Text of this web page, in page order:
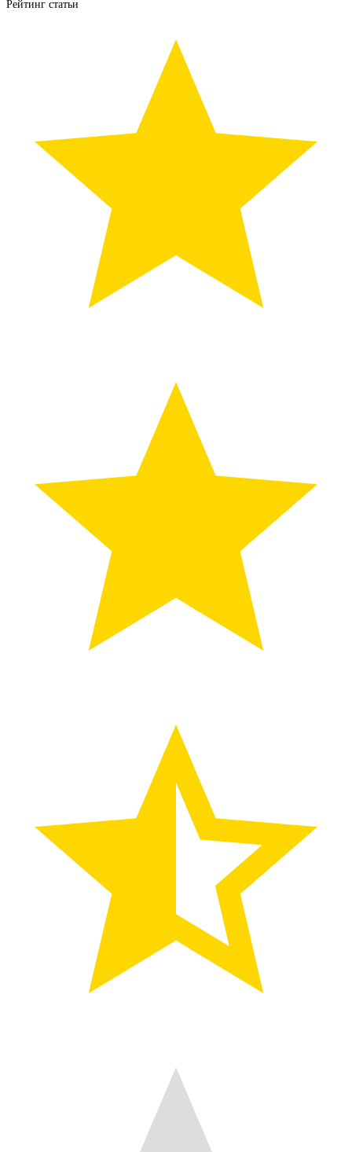
Рейтинг статьи